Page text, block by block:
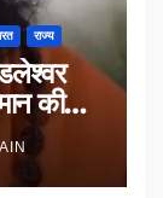
राज्य
की